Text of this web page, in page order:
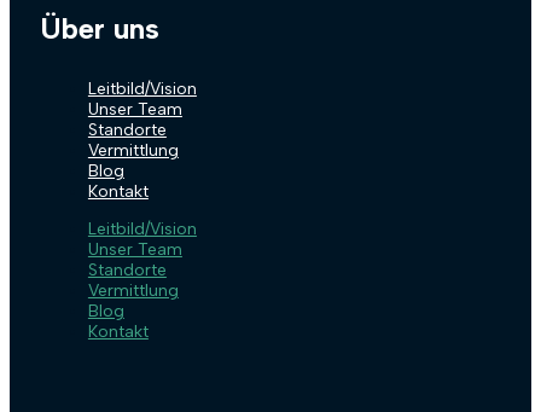
Über uns
Leitbild/Vision
Unser Team
Standorte
Vermittlung
Blog
Kontakt
Leitbild/Vision
Unser Team
Standorte
Vermittlung
Blog
Kontakt